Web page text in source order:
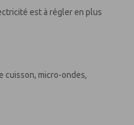
est à régler en plus
cuisson, micro-ondes,